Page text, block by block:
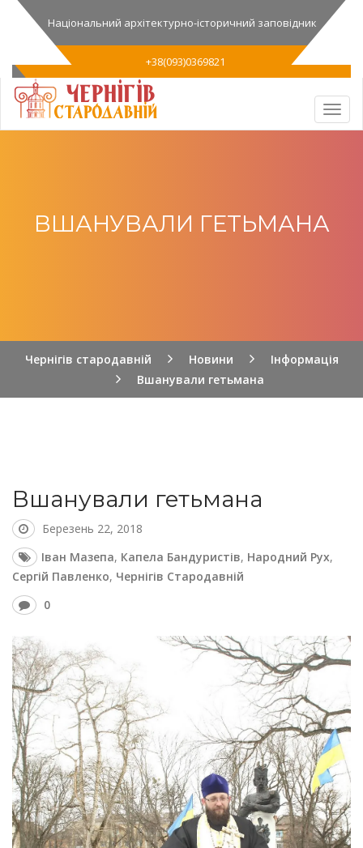
Національний архітектурно-історичний заповідник
+38(093)0369821
ВШАНУВАЛИ ГЕТЬМАНА
Чернігів стародавній Новини
Інформація
Вшанували гетьмана
Вшанували гетьмана
Березень 22, 2018
Іван Мазепа, Капела Бандуристів, Народний Рух,
Сергій Павленко, Чернігів Стародавній
0